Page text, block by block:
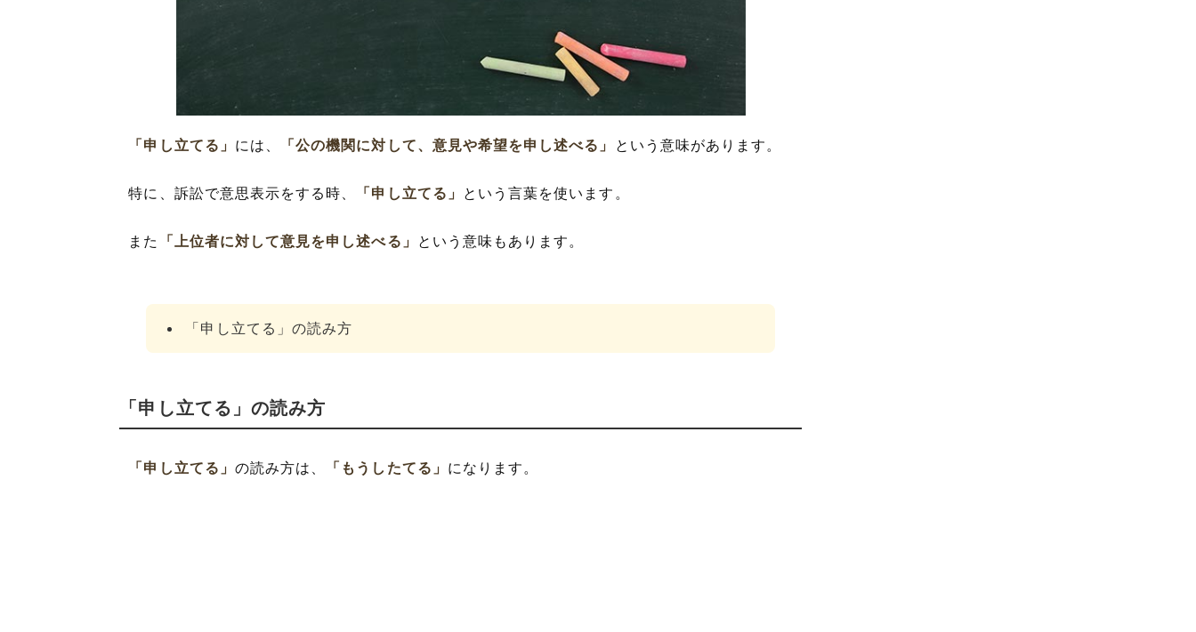
「申し立てる」の類語や類義語・言い換え
「申し立てる」 には、 「公の機関に対して、意見や希望を申し述べる」 という意味があります。
特に、訴訟で意思表示をする時、 「申し立てる」 という言葉を使います。
また 「上位者に対して意見を申し述べる」 という意味もあります。
「申し立てる」の読み方
「申し立てる」の読み方
「申し立てる」 の読み方は、 「もうしたてる」 になります。